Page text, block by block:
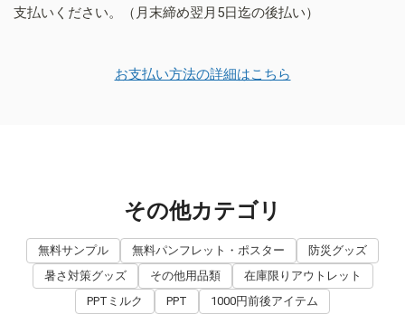
支払いください。（月末締め翌月5日迄の後払い）
お支払い方法の詳細はこちら
その他カテゴリ
無料サンプル 無料パンフレット・ポスター
防災グッズ
暑さ対策グッズ
その他用品類
在庫限りアウトレット
PPTミルク
PPT 1000円前後アイテム